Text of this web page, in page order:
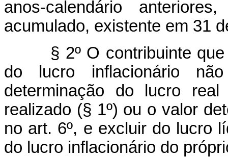
anos-calendário
acumulado, existente em 31
§ 2º O contribuinte
do lucro inflacionário
determinação do lucro
realizado (§ 1º) ou o valor
no art. 6º, e excluir do lucro
do lucro inflacionário do